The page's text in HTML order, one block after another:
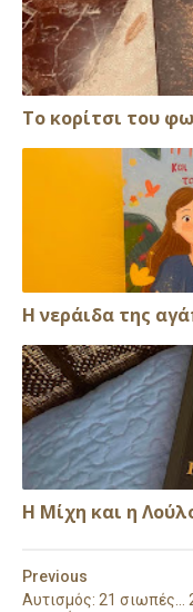
Το κορίτσι του
Η νεράιδα της
Η Μίχη και η
Previous
Αυτισμός: 21 σιωπές…